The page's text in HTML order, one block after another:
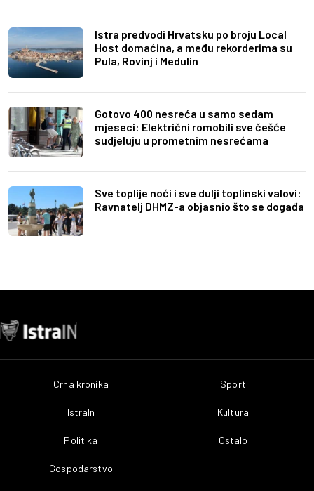
Istra predvodi Hrvatsku po broju Local
Host domaćina, a među rekorderima su
Pula, Rovinj i Medulin
Gotovo 400 nesreća u samo sedam
mjeseci: Električni romobili sve češće
sudjeluju u prometnim nesrećama
Sve toplije noći i sve dulji toplinski valovi:
Ravnatelj DHMZ-a objasnio što se događa
Crna kronika
IstraIn
Politika
Gospodarstvo
Sport
Kultura
Ostalo